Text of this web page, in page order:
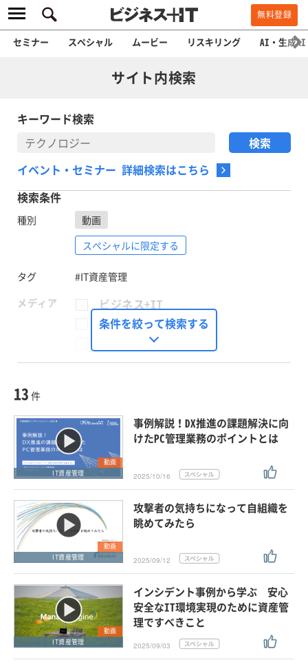
無料登録
セミナー スペシャル ムービー リスキリング AI・生成AI
サイト内検索
キーワード検索
イベント・セミナー 詳細検索はこちら
検索条件
種別
動画
スペシャルに限定する
タグ
#IT資産管理
メディア
ビジネス+IT
FinTech Journal
Seizo Trend
外部ニュース
スペシャルに限定する
タグ ×
× IT資産管理
クリア この条件で検索する
条件を絞って検索する
13 件
動画
IT資産管理
事例解説！DX推進の課題解決に向
けたPC管理業務のポイントとは
2025/10/16
動画
IT資産管理
攻撃者の気持ちになって自組織を
眺めてみたら
2025/09/12
動画
IT資産管理
インシデント事例から学ぶ 安心
安全なIT環境実現のために資産管
理ですべきこと
2025/09/03